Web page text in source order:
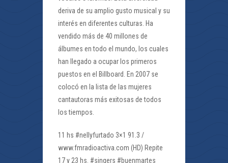
deriva de su amplio gusto musical y su
interés en diferentes culturas. Ha
vendido más de 40 millones de
álbumes en todo el mundo, los cuales
han llegado a ocupar los primeros
puestos en el Billboard. En 2007 se
colocó en la lista de las mujeres
cantautoras más exitosas de todos
los tiempos.
11 hs #nellyfurtado 3×1 91.3 /
www.fmradioactiva.com (HD) Repite
17 y 23 hs. #singers #buenmartes